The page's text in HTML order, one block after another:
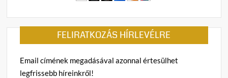
FELIRATKOZÁS HÍRLEVÉLRE
Email címének megadásával azonnal értesülhet
legfrissebb híreinkről!